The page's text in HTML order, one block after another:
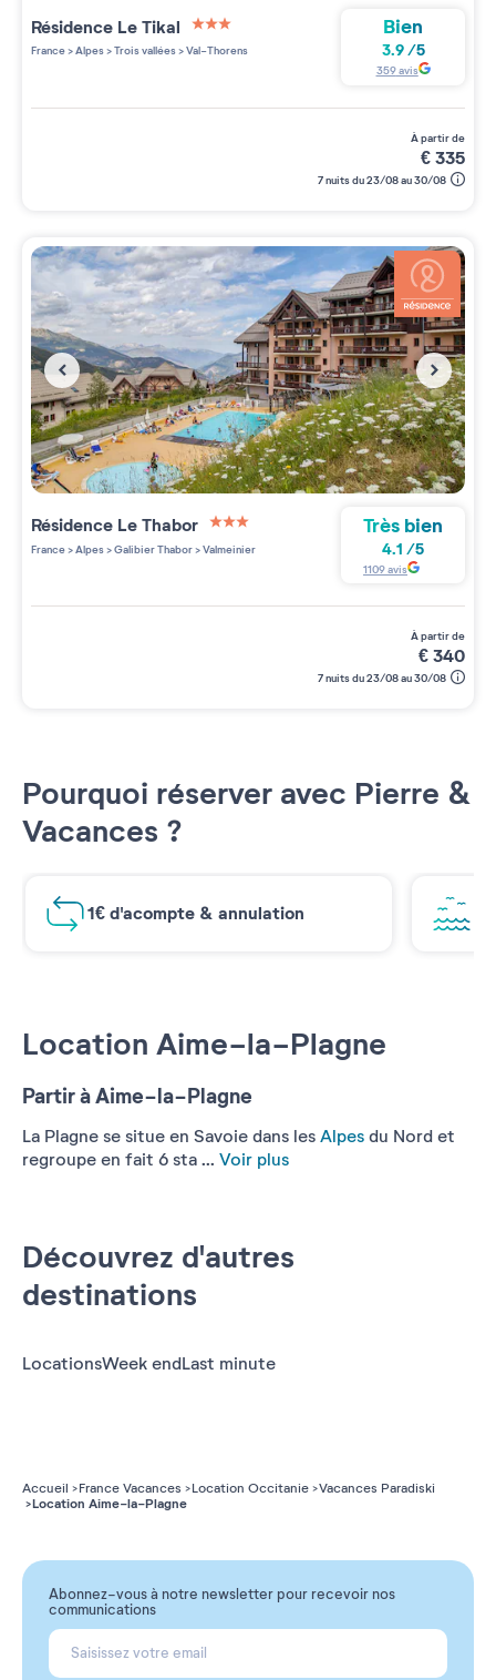
Location Aime-la-Plagne
Partir à Aime-la-Plagne
La Plagne se situe en Savoie dans les Alpes du Nord et
regroupe en fait 6 sta ... Voir plus
Résidence Le Tikal
3 étoiles sur 5
France>Alpes>Trois vallées>Val-Thorens
Bien
3.9/5
359avis
à partir de
€335
7 nuits du 23/08 au 30/08
Résidence Le Thabor
3 étoiles sur 5
France>Alpes>Galibier Thabor>Valmeinier
Très bien
4.1 /5
1109avis
à partir de
€340
7 nuits du 23/08 au 30/08
Pourquoi réserver avec Pierre &
Vacances ?
1€ d'acompte & annulation
Découvrez d'autres
destinations
LocationsWeek endLast minute
Accueil France Vacances Location Occitanie Vacances Paradiski
Location Aime-la-Plagne
Abonnez-vous à notre newsletter pour recevoir nos
communications